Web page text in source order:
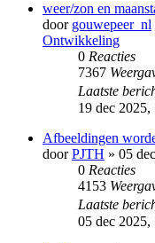
weer/zon en
door gouwepeer_nl
Ontwikkeling
0 Reacties
7367
Laatste
19 dec 2025,
Afbeeldingen
doorPJTH » 05
0 Reacties
4153
Laatste
05 dec 2025,